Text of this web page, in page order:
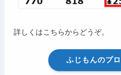
詳しくはこちらからどうぞ。
ふじもんのプ